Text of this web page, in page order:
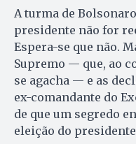
A turma de
presidente não for
Espera-se que não.
Supremo — que, ao
se agacha — e as
ex-comandante do
de que um segredo
eleição do